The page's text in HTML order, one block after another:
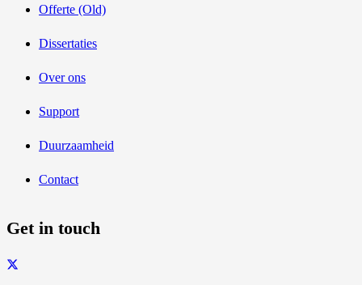
Offerte (Old)
Dissertaties
Over ons
Support
Duurzaamheid
Contact
Get in touch